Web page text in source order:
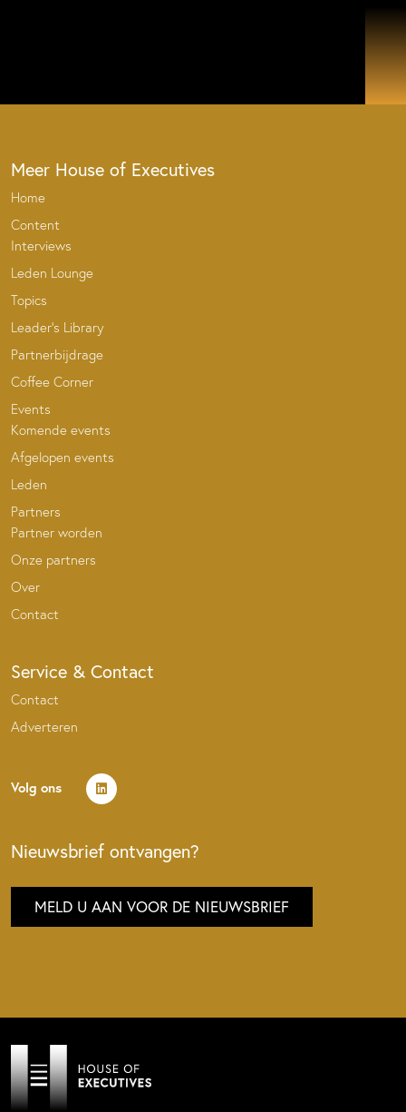
Meer House of Executives
Home
Content
Interviews
Leden Lounge
Topics
Leader’s Library
Partnerbijdrage
Coffee Corner
Events
Komende events
Afgelopen events
Leden
Partners
Partner worden
Onze partners
Over
Contact
Service & Contact
Contact
Adverteren
Volg ons
Nieuwsbrief ontvangen?
MELD U AAN VOOR DE NIEUWSBRIEF